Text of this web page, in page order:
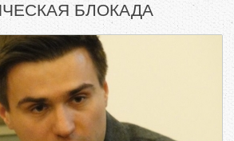
БЛОКАДА